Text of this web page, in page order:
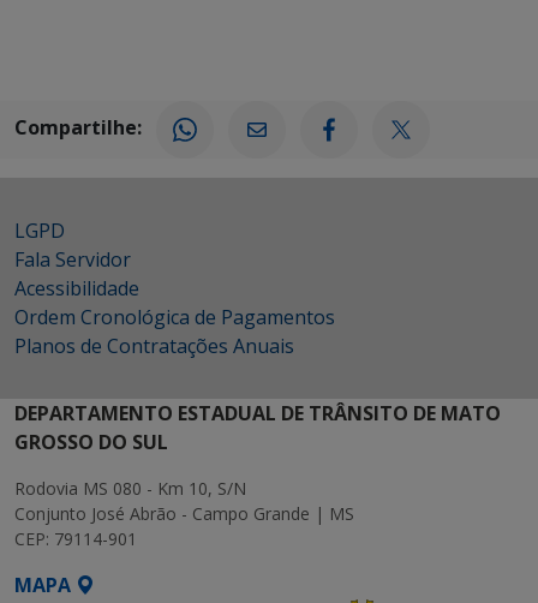
Compartilhe:
LGPD
Fala Servidor
Acessibilidade
Ordem Cronológica de Pagamentos
Planos de Contratações Anuais
DEPARTAMENTO ESTADUAL DE TRÂNSITO DE MATO
GROSSO DO SUL
Rodovia MS 080 - Km 10, S/N
Conjunto José Abrão - Campo Grande | MS
CEP: 79114-901
MAPA